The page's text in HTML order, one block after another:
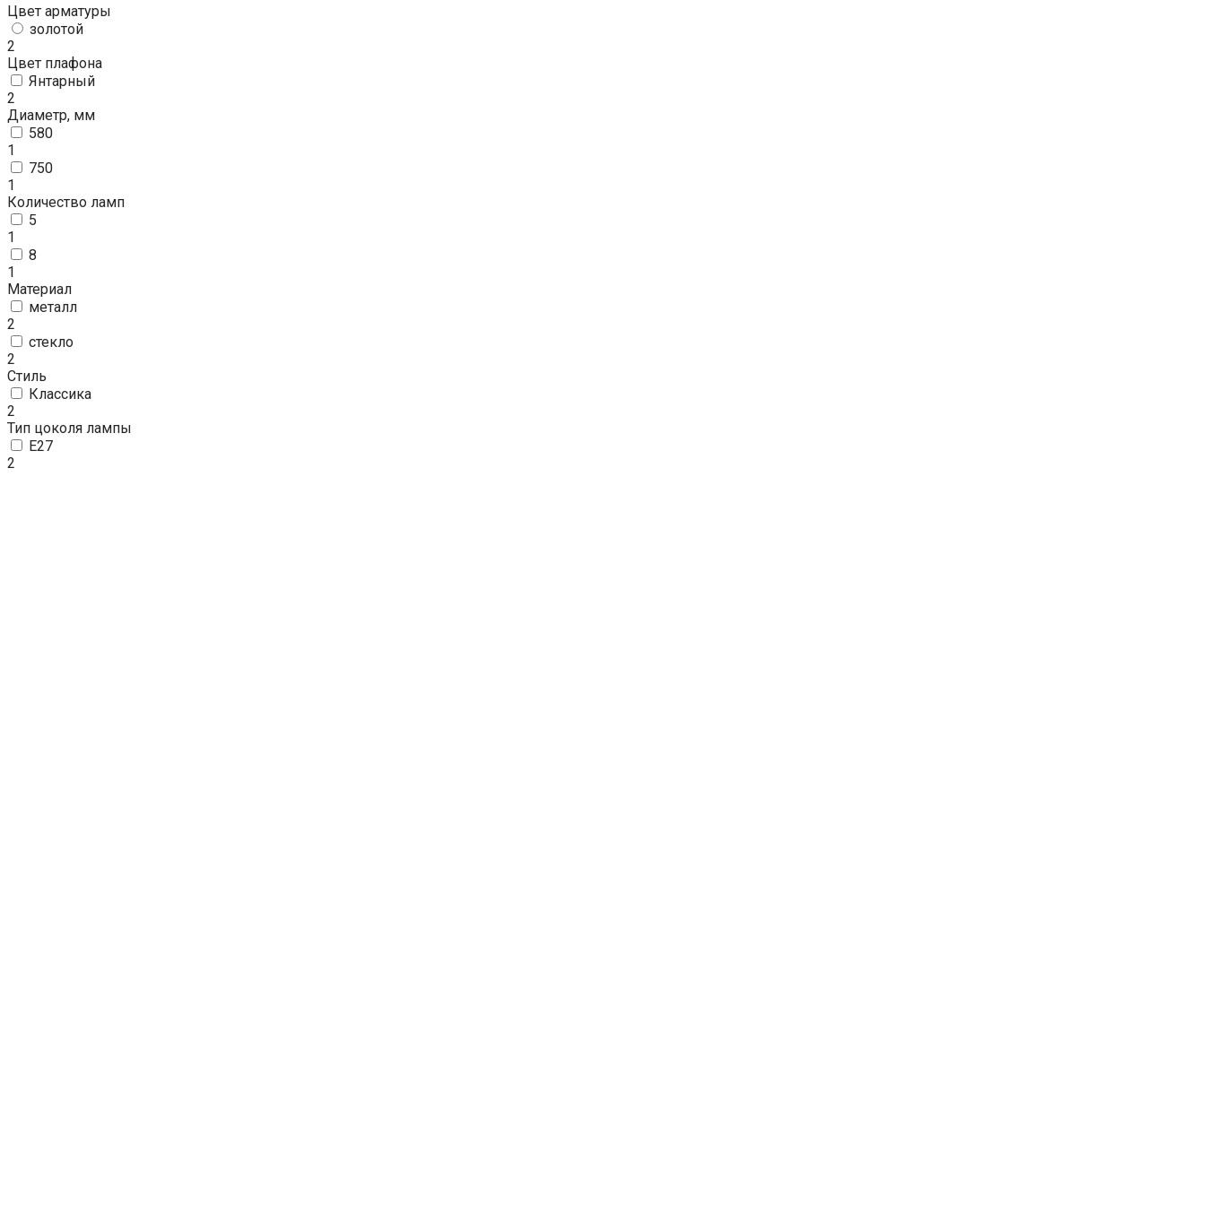
Цвет арматуры
золотой
2
Цвет плафона
Янтарный
2
Диаметр, мм
580
1
750
1
Количество ламп
5
1
8
1
Материал
металл
2
стекло
2
Стиль
Классика
2
Тип цоколя лампы
E27
2